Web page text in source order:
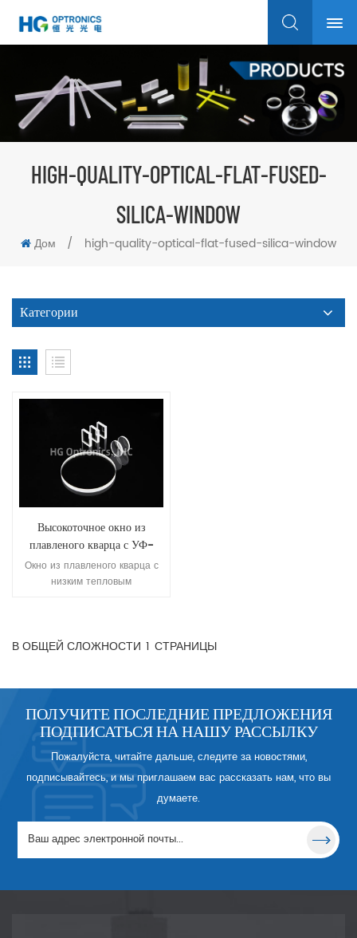
HIGH-QUALITY-OPTICAL-FLAT-FUSED-
SILICA-WINDOW
Дом / high-quality-optical-flat-fused-silica-window
Категории
Высокоточное окно из
плавленого кварца с УФ-
излучением
Окно из плавленого кварца с
низким тепловым
тепловому удару при больших
порог повреждения лазером,
является лучшим выбором для
передачи от УФ до ИК.
В ОБЩЕЙ СЛОЖНОСТИ 1 СТРАНИЦЫ
ПОЛУЧИТЕ ПОСЛЕДНИЕ ПРЕДЛОЖЕНИЯ
ПОДПИСАТЬСЯ НА НАШУ РАССЫЛКУ
Пожалуйста, читайте дальше, следите за новостями,
подписывайтесь, и мы приглашаем вас рассказать нам, что вы
думаете.